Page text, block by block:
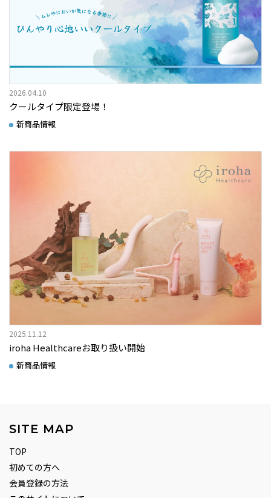
2026.04.10
クールタイプ限定登場！
新商品情報
2025.11.12
iroha Healthcareお取り扱い開始
新商品情報
SITE MAP
TOP
初めての方へ
会員登録の方法